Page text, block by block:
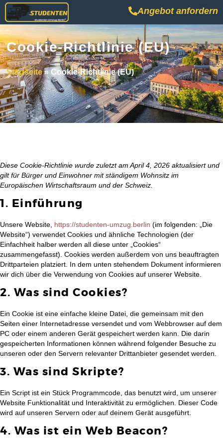
Angebot anfordern
Cookie-Richtlinie (EU)
Startseite»Cookie-Richtlinie (EU)
Diese Cookie-Richtlinie wurde zuletzt am April 4, 2026 aktualisiert und
gilt für Bürger und Einwohner mit ständigem Wohnsitz im
Europäischen Wirtschaftsraum und der Schweiz.
1. Einführung
Unsere Website, https://studenten-umzug.berlin (im folgenden: „Die
Website“) verwendet Cookies und ähnliche Technologien (der
Einfachheit halber werden all diese unter „Cookies“
zusammengefasst). Cookies werden außerdem von uns beauftragten
Drittparteien platziert. In dem unten stehendem Dokument informieren
wir dich über die Verwendung von Cookies auf unserer Website.
2. Was sind Cookies?
Ein Cookie ist eine einfache kleine Datei, die gemeinsam mit den
Seiten einer Internetadresse versendet und vom Webbrowser auf dem
PC oder einem anderen Gerät gespeichert werden kann. Die darin
gespeicherten Informationen können während folgender Besuche zu
unseren oder den Servern relevanter Drittanbieter gesendet werden.
3. Was sind Skripte?
Ein Script ist ein Stück Programmcode, das benutzt wird, um unserer
Website Funktionalität und Interaktivität zu ermöglichen. Dieser Code
wird auf unseren Servern oder auf deinem Gerät ausgeführt.
4. Was ist ein Web Beacon?